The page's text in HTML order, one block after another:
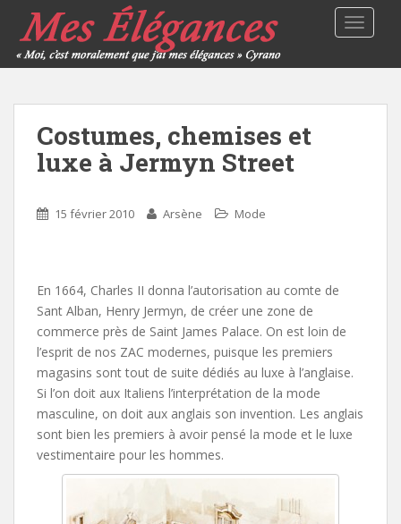
Costumes, chemises et
luxe à Jermyn Street
15 février 2010 Arsène Mode
En 1664, Charles II donna l’autorisation au comte de
Sant Alban, Henry Jermyn, de créer une zone de
commerce près de Saint James Palace. On est loin de
l’esprit de nos ZAC modernes, puisque les premiers
magasins sont tout de suite dédiés au luxe à l’anglaise.
Si l’on doit aux Italiens l’interprétation de la mode
masculine, on doit aux anglais son invention. Les anglais
sont bien les premiers à avoir pensé la mode et le luxe
vestimentaire pour les hommes.